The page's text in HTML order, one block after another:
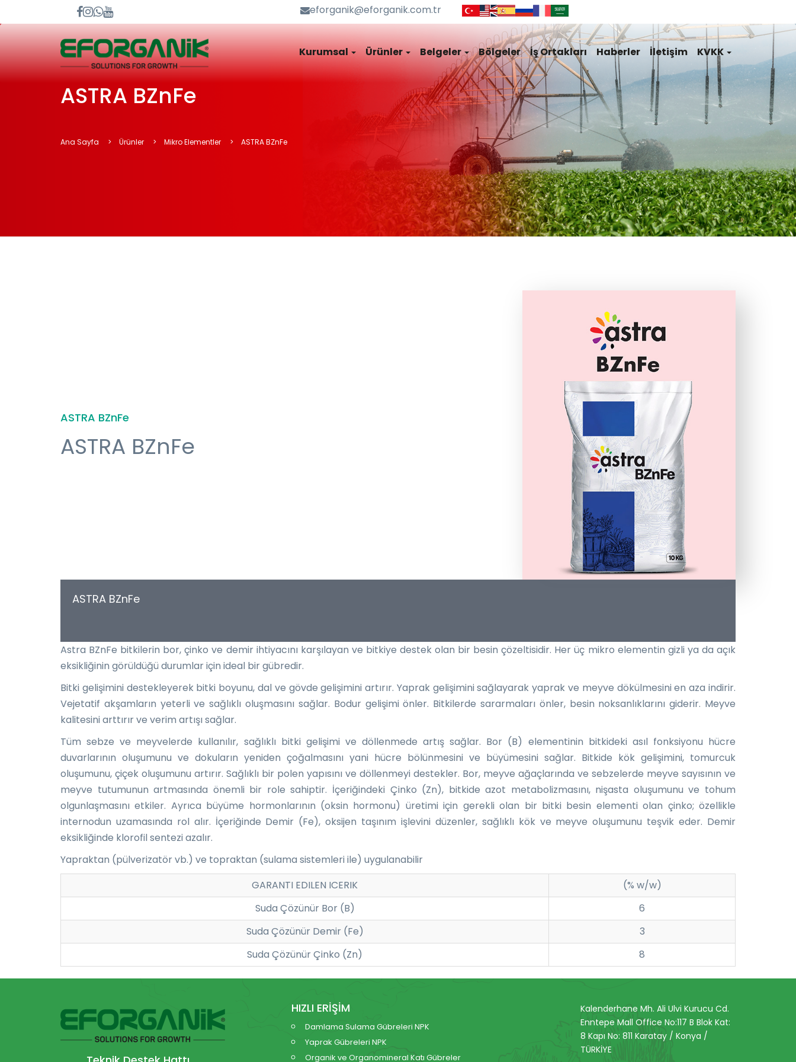
eforganik@eforganik.com.tr
Kurumsal Ürünler Belgeler Bölgeler İş Ortakları Haberler İletişim KVKK
ASTRA BZnFe
Ana Sayfa Ürünler Mikro Elementler ASTRA BZnFe
ASTRA BZnFe
ASTRA BZnFe
ASTRA BZnFe
Astra BZnFe bitkilerin bor, çinko ve demir ihtiyacını karşılayan ve bitkiye destek olan bir besin çözeltisidir. Her üç mikro elementin gizli ya da açık
eksikliğinin görüldüğü durumlar için ideal bir gübredir.
Bitki gelişimini destekleyerek bitki boyunu, dal ve gövde gelişimini artırır. Yaprak gelişimini sağlayarak yaprak ve meyve dökülmesini en aza indirir.
Vejetatif akşamların yeterli ve sağlıklı oluşmasını sağlar. Bodur gelişimi önler. Bitkilerde sararmaları önler, besin noksanlıklarını giderir. Meyve
kalitesini arttırır ve verim artışı sağlar.
Tüm sebze ve meyvelerde kullanılır, sağlıklı bitki gelişimi ve döllenmede artış sağlar. Bor (B) elementinin bitkideki asıl fonksiyonu hücre
duvarlarının oluşumunu ve dokuların yeniden çoğalmasını yani hücre bölünmesini ve büyümesini sağlar. Bitkide kök gelişimini, tomurcuk
oluşumunu, çiçek oluşumunu artırır. Sağlıklı bir polen yapısını ve döllenmeyi destekler. Bor, meyve ağaçlarında ve sebzelerde meyve sayısının ve
meyve tutumunun artmasında önemli bir role sahiptir. İçeriğindeki Çinko (Zn), bitkide azot metabolizmasını, nişasta oluşumunu ve tohum
olgunlaşmasını etkiler. Ayrıca büyüme hormonlarının (oksin hormonu) üretimi için gerekli olan bir bitki besin elementi olan çinko; özellikle
internodun uzamasında rol alır. İçeriğinde Demir (Fe), oksijen taşınım işlevini düzenler, sağlıklı kök ve meyve oluşumunu teşvik eder. Demir
eksikliğinde klorofil sentezi azalır.
Yapraktan (pülverizatör vb.) ve topraktan (sulama sistemleri ile) uygulanabilir
GARANTI EDILEN ICERIK
(% w/w)
Suda Çözünür Bor (B)
6
Suda Çözünür Demir (Fe)
3
Suda Çözünür Çinko (Zn)
8
HIZLI ERİŞİM
Damlama Sulama Gübreleri NPK
Yaprak Gübreleri NPK
Organik ve Organomineral Katı Gübreler
Kalenderhane Mh. Ali Ulvi Kurucu Cd.
Enntepe Mall Office No:117 B Blok Kat:
8 Kapı No: 811 Karatay / Konya /
TÜRKİYE